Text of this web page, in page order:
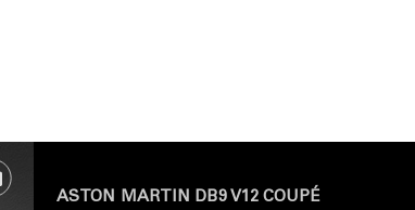
ASTON MARTIN DB9 V12 COUPÉ